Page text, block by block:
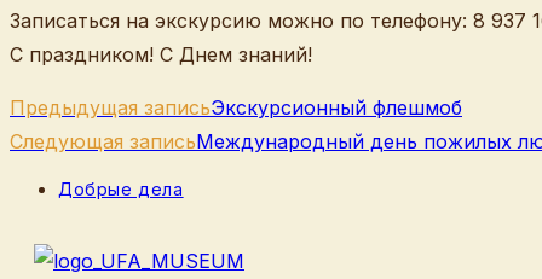
Записаться на экскурсию можно по телефону: 8 937
С праздником! С Днем знаний!
Еще
статьи
Предыдущая записьЭкскурсионный флешмоб​
Следующая записьМеждународный день пожилых
Рубрика
Добрые дела